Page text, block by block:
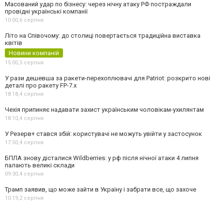
Масований удар по бізнесу: через нічну атаку РФ постраждали
провідні українські компанії
10:00,6 серпня
Літо на Співочому: до столиці повертається традиційна виставка
квітів
Новини компаній
15:00,5 серпня
У рази дешевша за ракети-перехоплювачі для Patriot: розкрито нові
деталі про ракету FP-7.x
18:18,4 серпня
Чехія припиняє надавати захист українським чоловікам-ухилянтам
18:10,4 серпня
У Резерв+ стався збій: користувачі не можуть увійти у застосунок
17:50,4 серпня
БПЛА знову дісталися Wildberries: у рф після нічної атаки 4 липня
палають великі склади
09:30,4 серпня
Трамп заявив, що може зайти в Україну і забрати все, що захоче
10:19,2 серпня